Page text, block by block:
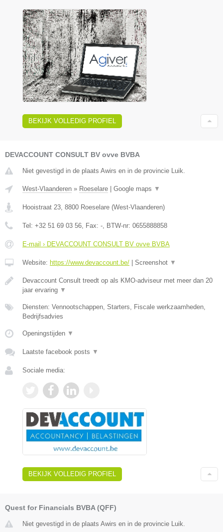
BEKIJK VOLLEDIG PROFIEL
DEVACCOUNT CONSULT BV ovve BVBA
Niet gevestigd in de plaats Awirs en in de provincie Luik.
West-Vlaanderen » Roeselare Google maps ▼
Hooistraat 23, 8800 Roeselare (West-Vlaanderen)
Tel: +32 51 69 03 56, Fax: -, BTW-nr: 0655888858
E-mail › DEVACCOUNT CONSULT BV ovve BVBA
Website: https://www.devaccount.be/ Screenshot ▼
Devaccount Consult treedt op als KMO-adviseur met meer dan 20
jaar ervaring ▼
Diensten: Vennootschappen, Starters, Fiscale werkzaamheden,
Bedrijfsadvies
Openingstijden ▼
Laatste facebook posts ▼
Sociale media:
BEKIJK VOLLEDIG PROFIEL
Quest for Financials BVBA (QFF)
Niet gevestigd in de plaats Awirs en in de provincie Luik.